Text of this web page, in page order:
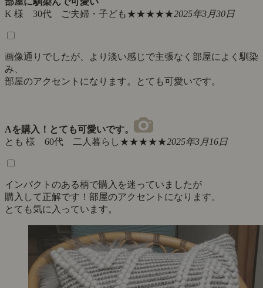
K 様 30代 ご夫婦・子ども★★★★★2025年3月30日
画像通りでしたが、より淡い感じで主張なく部屋によく馴染
み、
部屋のアクセントになります。とても可愛いです。
Aを購入！とても可愛いです。
とも 様 60代 二人暮らし★★★★★2025年3月16日
インパクトのある柄で購入を迷っていましたが
購入して正解です！部屋のアクセントになります。
とても気に入っています。